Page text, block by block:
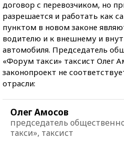
договор с перевозчиком, но
разрешается и работать как
пунктом в новом законе
водителю и к внешнему и
автомобиля. Председатель
«Форум такси» таксист Олег
законопроект не
отрасли:
Олег Амосов
председатель
такси», таксист